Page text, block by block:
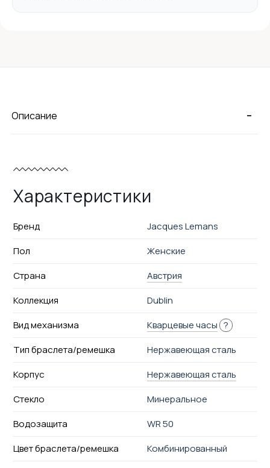
-
Описание
Характеристики
Бренд
Jacques Lemans
Пол
Женские
Страна
Австрия
Коллекция
Dublin
Вид механизма
Кварцевые часы ?
Тип браслета/ремешка
Нержавеющая сталь
Корпус
Нержавеющая сталь
Стекло
Минеральное
Водозащита
WR 50
Цвет браслета/ремешка
Комбинированный